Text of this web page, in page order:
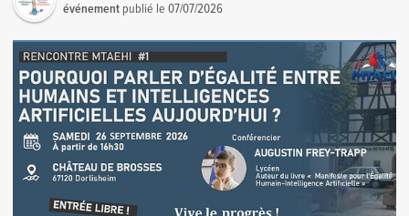
événement publié le07/07/2026